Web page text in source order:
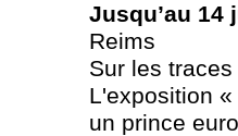
Jusqu’au 14
Reims
Sur les
L'exposition
un prince